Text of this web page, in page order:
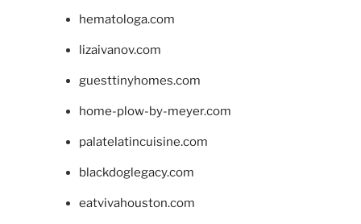
hematologa.com
lizaivanov.com
guesttinyhomes.com
home-plow-by-meyer.com
palatelatincuisine.com
blackdoglegacy.com
eatvivahouston.com